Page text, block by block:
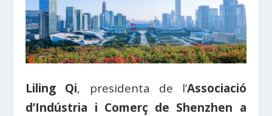
Liling Qi, presidenta de l’Associació
d’Indústria i Comerç de Shenzhen a